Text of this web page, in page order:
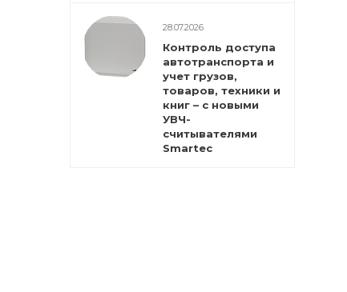
28.07.2026
Контроль доступа
автотранспорта и
учет грузов,
товаров, техники и
книг – с новыми
УВЧ-
считывателями
Smartec